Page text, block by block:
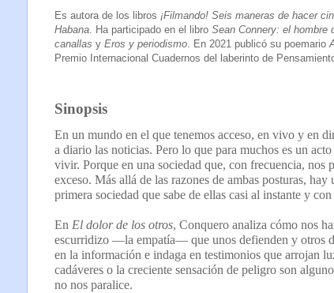
Es autora de los libros ¡Filmando! Seis maneras de hacer
Habana. Ha participado en el libro Sean Connery: el hombre
canallas y Eros y periodismo. En 2021 publicó su poemario
Premio Internacional Cuadernos del laberinto de
Sinopsis
En un mundo en el que tenemos acceso, en vivo y en
a diario las noticias. Pero lo que para muchos es un
vivir. Porque en una sociedad que, con frecuencia, nos
exceso. Más allá de las razones de ambas posturas,
primera sociedad que sabe de ellas casi al instante y
En El dolor de los otros, Conquero analiza cómo nos
escurridizo —la empatía— que unos defienden y otros
en la información e indaga en testimonios que arrojan
cadáveres o la creciente sensación de peligro son
no nos paralice.